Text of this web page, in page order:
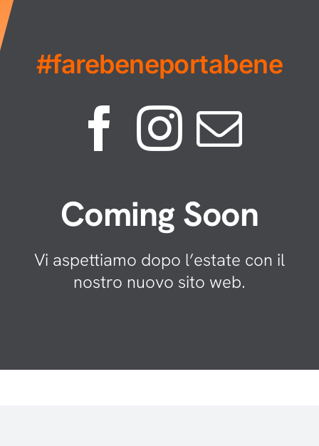
#farebeneportabene
Coming Soon
Vi aspettiamo dopo l’estate con il
nostro nuovo sito web.